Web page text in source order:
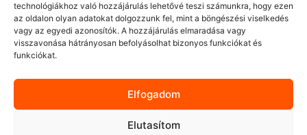
technológiákhoz való hozzájárulás lehetővé teszi számunkra, hogy ezen
az oldalon olyan adatokat dolgozzunk fel, mint a böngészési viselkedés
vagy az egyedi azonosítók. A hozzájárulás elmaradása vagy
visszavonása hátrányosan befolyásolhat bizonyos funkciókat és
funkciókat.
Elfogadom
Elutasítom
ÁSZF
Adatvédelmi tájékoztató
Fizetés és szállítás
GY.I.K.